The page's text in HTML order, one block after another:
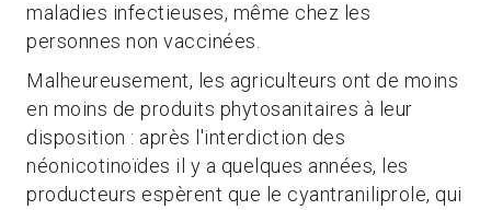
maladies infectieuses, même chez les
personnes non vaccinées.
Malheureusement, les agriculteurs ont de moins
en moins de produits phytosanitaires à leur
disposition : après l'interdiction des
néonicotinoïdes il y a quelques années, les
producteurs espèrent que le cyantraniliprole, qui